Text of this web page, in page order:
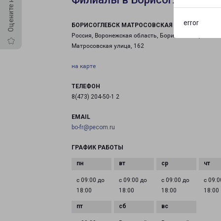
error
БОРИСОГЛЕБСК МАТРОСОВСКАЯ
Россия, Воронежская область, Борисоглебск,
Матросовская улица, 162
на карте
ТЕЛЕФОН
8(473) 204-50-1 2
EMAIL
bo-fr@pecom.ru
ГРАФИК РАБОТЫ
с 09:00 до
18:00
с 09:00 до
18:00
с 09:00 до
18:00
с
18:00